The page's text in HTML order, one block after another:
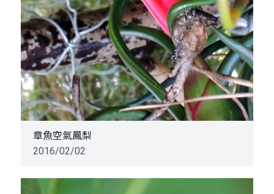
章魚空氣鳳梨
2016/02/02